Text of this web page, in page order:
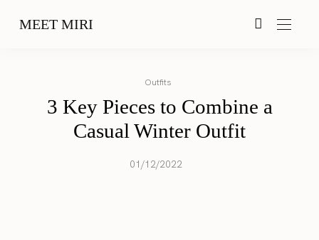
MEET MIRI
Outfits
3 Key Pieces to Combine a
Casual Winter Outfit
01/12/2022